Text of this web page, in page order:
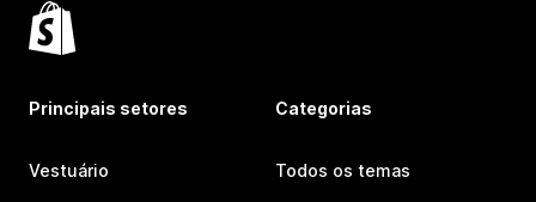
Principais setores
Vestuário
Categorias
Todos os temas